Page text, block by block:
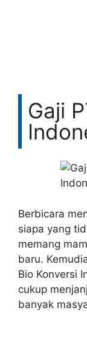
Gaji
Berbicara
siapa yang
memang
baru.
Bio Konversi
cukup
banyak